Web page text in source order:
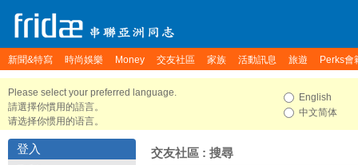
新聞&特寫 時尚娛樂 Money 交友社區 家族 活動訊息 旅遊 Perks會
Please select your preferred language.
請選擇你慣用的語言。
请选择你惯用的语言。
English
中文简体
登入 交友社區 : 搜尋